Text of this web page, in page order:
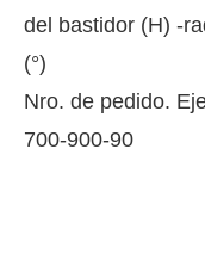
del bastidor (H) -
(°)
Nro. de pedido.
700-900-90